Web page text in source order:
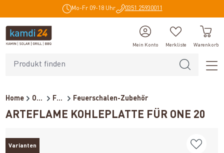
Mo-Fr 09-18 Uhr 0351 25930011
Mein Konto Merkliste Warenkorb
Home Outdoor Feuerstellen Feuerschalen-Zubehör
ARTEFLAME KOHLEPLATTE FÜR ONE 20
Varianten